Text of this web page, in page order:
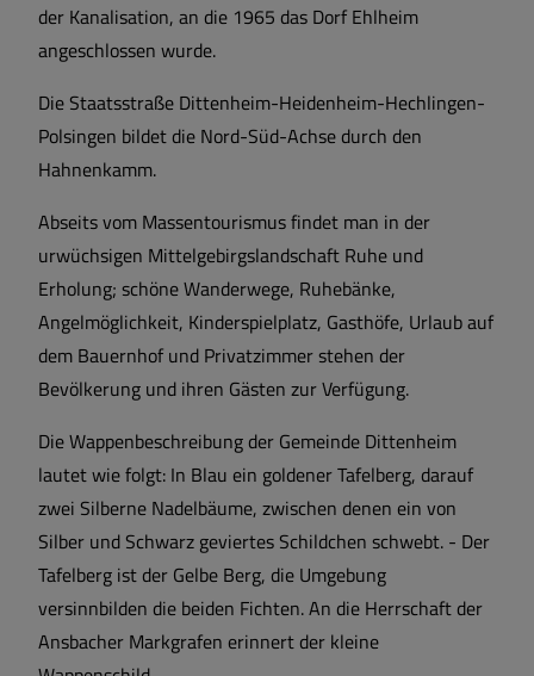
der Kanalisation, an die 1965 das Dorf Ehlheim
angeschlossen wurde.
Die Staatsstraße Dittenheim-Heidenheim-Hechlingen-
Polsingen bildet die Nord-Süd-Achse durch den
Hahnenkamm.
Abseits vom Massentourismus findet man in der
urwüchsigen Mittelgebirgslandschaft Ruhe und
Erholung; schöne Wanderwege, Ruhebänke,
Angelmöglichkeit, Kinderspielplatz, Gasthöfe, Urlaub auf
dem Bauernhof und Privatzimmer stehen der
Bevölkerung und ihren Gästen zur Verfügung.
Die Wappenbeschreibung der Gemeinde Dittenheim
lautet wie folgt: In Blau ein goldener Tafelberg, darauf
zwei Silberne Nadelbäume, zwischen denen ein von
Silber und Schwarz geviertes Schildchen schwebt. - Der
Tafelberg ist der Gelbe Berg, die Umgebung
versinnbilden die beiden Fichten. An die Herrschaft der
Ansbacher Markgrafen erinnert der kleine